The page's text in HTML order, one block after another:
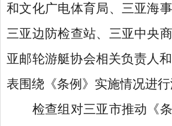
和文化广电体育局、三亚海
三亚边防检查站、三亚中央
亚邮轮游艇协会相关负责人和
表围绕《条例》实施情况进行
检查组对三亚市推动《